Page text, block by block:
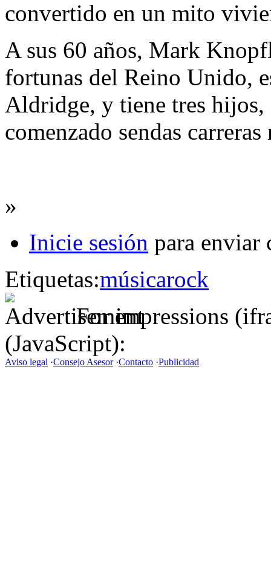
convertido en un mito
A sus 60 años, Mark
fortunas del Reino Unido,
Aldridge, y tiene tres hijos,
comenzado sendas carreras
»
Inicie sesión para enviar
Etiquetas:músicarock
For impressions
(JavaScript):
Aviso legal ·Consejo Asesor·Contacto ·Publicidad